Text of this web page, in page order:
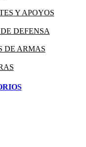
Y APOYOS
DEFENSA
DE ARMAS